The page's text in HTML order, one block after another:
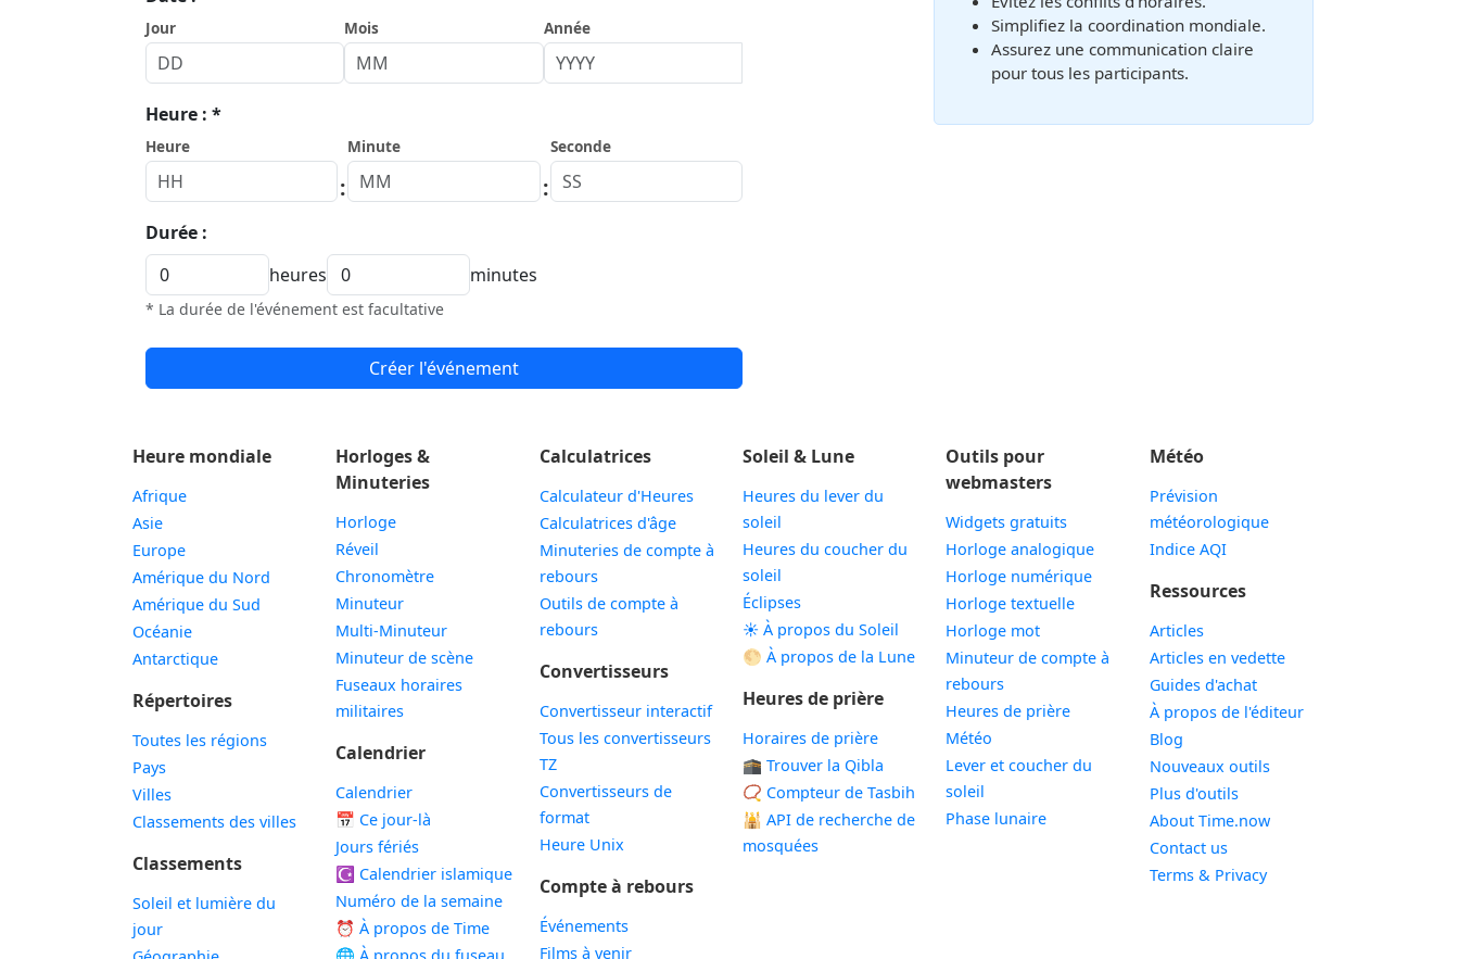
Jour Mois Année
Heure : *
Heure
:
Minute
:
Seconde
Durée :
heures
minutes
* La durée de l'événement est facultative
Créer l'événement
Simplifiez la coordination mondiale.
Assurez une communication claire
pour tous les participants.
Heure mondiale
Afrique
Asie
Europe
Amérique du Nord
Amérique du Sud
Océanie
Antarctique
Répertoires
Toutes les régions
Pays
Villes
Classements des villes
Classements
Soleil et lumière du
jour
Horloges &
Minuteries
Horloge
Réveil
Chronomètre
Minuteur
Multi-Minuteur
Minuteur de scène
Fuseaux horaires
militaires
Calendrier
Calendrier
📅 Ce jour-là
Jours fériés
☪️ Calendrier islamique
Numéro de la semaine
⏰ À propos de Time
Calculatrices
Calculateur d'Heures
Calculatrices d'âge
Minuteries de compte à
rebours
Outils de compte à
rebours
Convertisseurs
Convertisseur interactif
Tous les convertisseurs
TZ
Convertisseurs de
format
Heure Unix
Compte à rebours
Événements
Films à venir
Soleil & Lune
Heures du lever du
soleil
Heures du coucher du
soleil
Éclipses
☀️ À propos du Soleil
🌕 À propos de la Lune
Heures de prière
Horaires de prière
🕋 Trouver la Qibla
📿 Compteur de Tasbih
🕌 API de recherche de
mosquées
Outils pour
webmasters
Widgets gratuits
Horloge analogiqueWidget
Horloge numériqueWidget
Horloge textuelleWidget
Horloge motWidget
Minuteur de compte à
rebours
Heures de prièreWidget
Météo
Lever et coucher du
soleil
Phase lunaireWidget
Météo
Prévision
météorologique
Indice AQI
Ressources
Articles
Articles en vedette
Guides d'achat
À propos de l'éditeur
Blog
Nouveaux outils
Plus d'outils
About Time.now
Contact us
Terms & Privacy